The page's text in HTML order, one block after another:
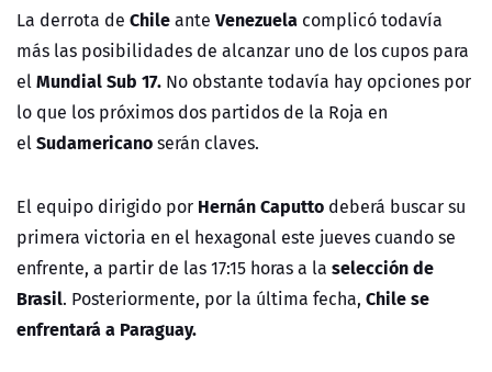
La derrota de Chileante Venezuela complicó todavía
más las posibilidades de alcanzar uno de los cupos para
elMundial Sub 17. No obstante todavía hay opciones por
lo que los próximos dos partidos de la Roja en
elSudamericanoserán claves.
El equipo dirigido por Hernán Caputto deberá buscar su
primera victoria en el hexagonal este jueves cuando se
enfrente, a partir de las 17:15 horas a la selección de
Brasil. Posteriormente, por la última fecha, Chile se
enfrentará a Paraguay.